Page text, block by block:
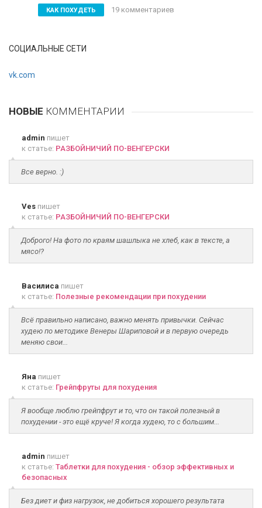
КАК ПОХУДЕТЬ 19 комментариев
СОЦИАЛЬНЫЕ СЕТИ
vk.com
НОВЫЕ КОММЕНТАРИИ
admin пишет
к статье: РАЗБОЙНИЧИЙ ПО-ВЕНГЕРСКИ
Все верно. :)
Ves пишет
к статье: РАЗБОЙНИЧИЙ ПО-ВЕНГЕРСКИ
Доброго! На фото по краям шашлыка не хлеб, как в тексте, а
мясо!?
Василиса пишет
к статье: Полезные рекомендации при похудении
Всё правильно написано, важно менять привычки. Сейчас
худею по методике Венеры Шариповой и в первую очередь
меняю свои...
Яна пишет
к статье: Грейпфруты для похудения
Я вообще люблю грейпфрут и то, что он такой полезный в
похудении - это ещё круче! Я когда худею, то с большим...
admin пишет
к статье: Таблетки для похудения - обзор эффективных и
безопасных
Без диет и физ нагрузок, не добиться хорошего результата